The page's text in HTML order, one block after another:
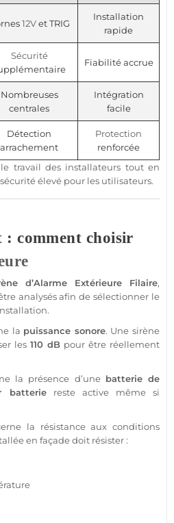
12Vet TRIG
Installation
rapide
Sécurité
Fiabilité accrue
Nombreuses
centrales
Intégration
facile
Détection
arrachement
Protection
renforcée
travail des installateurs tout en
sécuritéélevé pour les utilisateurs.
comment choisir
d’Alarme Extérieure Filaire,
analysés afin de sélectionner le
la puissance sonore. Une sirène
les 110 dB pour être réellement
la présence d’une batterie de
batteriereste active même si
la résistance aux conditions
en façade doit résister :